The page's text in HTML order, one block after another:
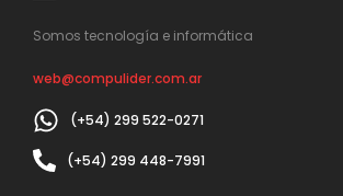
Somos tecnología e informática
web@compulider.com.ar
(+54) 299 522-0271
(+54) 299 448-7991